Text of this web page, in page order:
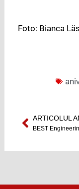
Foto: Bianca
Prev
ARTICOLUL